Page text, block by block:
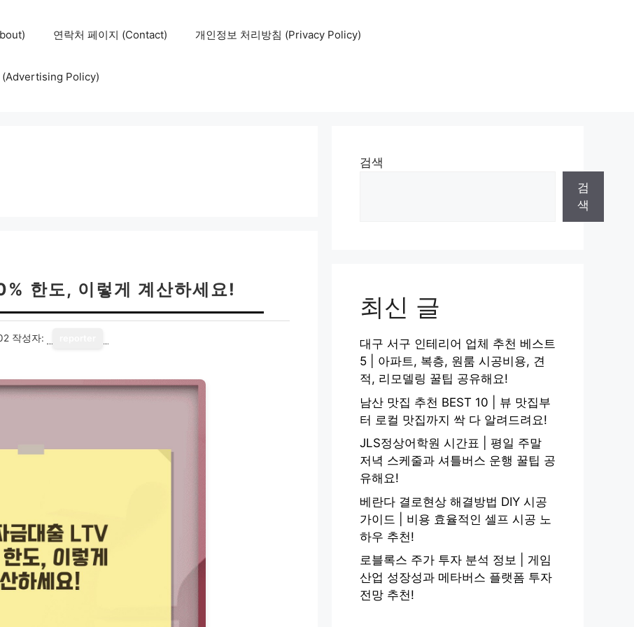
연락처 페이지 (Contact) 개인정보 처리방침 (Privacy Policy)
(Advertising Policy)
한도, 이렇게 계산하세요!
작성자:
검색
검
색
최신 글
대구 서구 인테리어 업체 추천 베스트
5 | 아파트, 복층, 원룸 시공비용, 견
적, 리모델링 꿀팁 공유해요!
남산 맛집 추천 BEST 10 | 뷰 맛집부
터 로컬 맛집까지 싹 다 알려드려요!
JLS정상어학원 시간표 | 평일 주말
저녁 스케줄과 셔틀버스 운행 꿀팁 공
유해요!
베란다 결로현상 해결방법 DIY 시공
가이드 | 비용 효율적인 셀프 시공 노
하우 추천!
로블록스 주가 투자 분석 정보 | 게임
산업 성장성과 메타버스 플랫폼 투자
전망 추천!